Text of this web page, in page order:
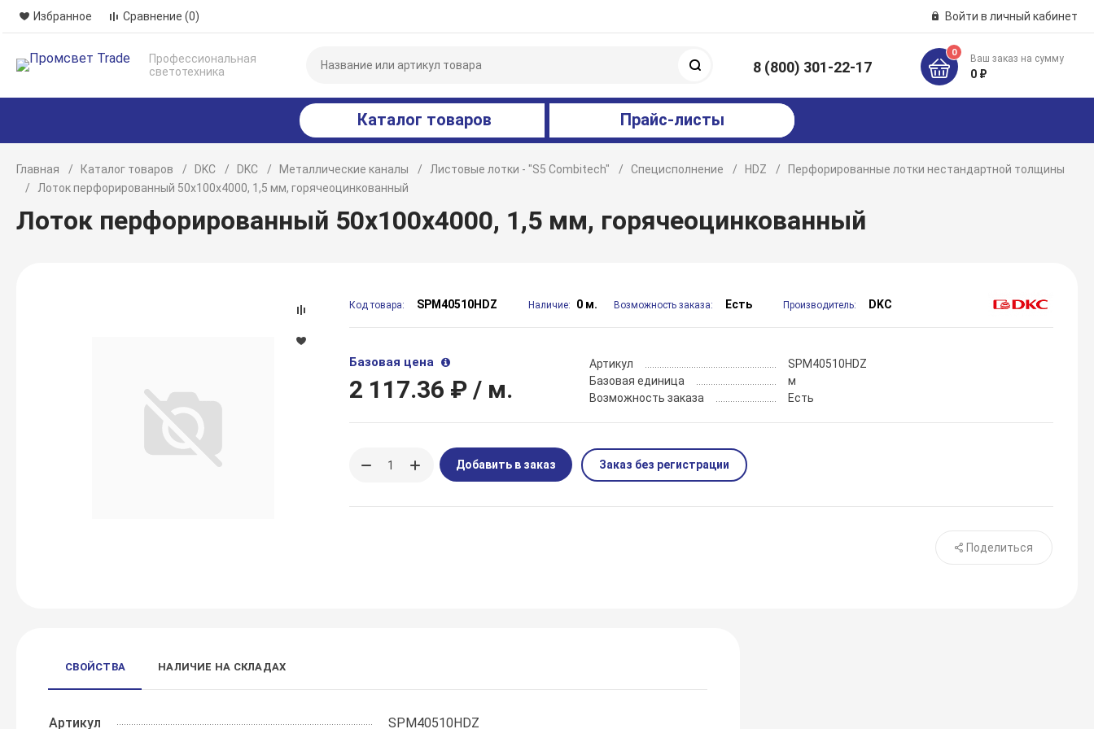
Избранное Сравнение (0) Войти в личный кабинет
Профессиональная
светотехника
8 (800) 301-22-17
0
Ваш заказ на сумму
0 ₽
Каталог товаров Прайс-листы
Главная Каталог товаров DKC DKC Металлические каналы Листовые лотки - "S5 Combitech" Специсполнение HDZ
Перфорированные лотки нестандартной толщины
Лоток перфорированный 50x100х4000, 1,5 мм, горячеоцинкованный
Лоток перфорированный 50x100х4000, 1,5 мм, горячеоцинкованный
Код товара: SPM40510HDZ Наличие: 0 м. Возможность заказа: Есть Производитель: DKC
Базовая цена
2 117.36 ₽ / м.
Артикул
SPM40510HDZ
Базовая единица
м
Возможность заказа
Есть
Добавить в заказ Заказ без регистрации
Поделиться
СВОЙСТВА НАЛИЧИЕ НА СКЛАДАХ
Артикул SPM40510HDZ